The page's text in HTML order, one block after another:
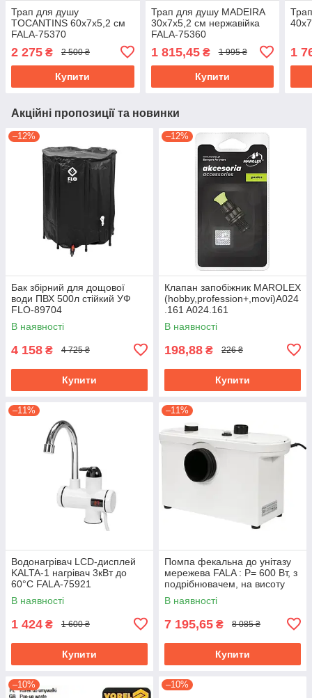
Трап для душу
TOCANTINS 60х7х5,2 см
FALA-75370
2 275 ₴ 2 500 ₴
Купити
Трап для душу MADEIRA
30х7х5,2 см нержавійка
FALA-75360
1 815,45₴ 1 995 ₴
Купити
1
Акційні пропозиції та новинки
–12%
Бак збірний для дощової
води ПВХ 500л стійкий УФ
FLO-89704
В наявності
4 158 ₴ 4 725 ₴
Купити
–12%
Клапан запобіжник MAROLEX
(hobby,profession+,movi)A024
.161 A024.161
В наявності
198,88 ₴ 226 ₴
Купити
–11%
Водонагрівач LCD-дисплей
KALTA-1 нагрівач 3кВт до
60°С FALA-75921
В наявності
1 424 ₴ 1 600 ₴
Купити
–11%
Помпа фекальна до унітазу
мережева FALA : P= 600 Вт, з
подрібнювачем, на висоту
6.5 м, 140 л/хв 75951
В наявності
7 195,65 ₴ 8 085 ₴
Купити
–10% –10%